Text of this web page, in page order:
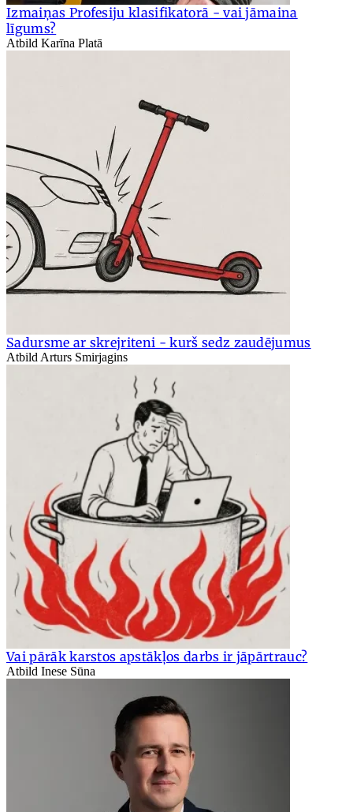
Izmaiņas Profesiju klasifikatorā - vai jāmaina
līgums?
Atbild Karīna Platā
Sadursme ar skrejriteni - kurš sedz zaudējumus
Atbild Arturs Smirjagins
Vai pārāk karstos apstākļos darbs ir jāpārtrauc?
Atbild Inese Sūna